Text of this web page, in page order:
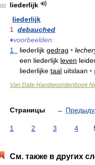
liederlijk
liederlijk
1 debauched
♦voorbeelden:
1
liederlijk gedrag •
een liederlijk leven
liederlijke taal uitslaan •
Van Dale Handwoordenboek
Страницы ←
1 2 3 4
См. также в других